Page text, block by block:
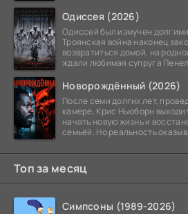
Одиссея (2026)
Одиссей был измучен
Троянская война наконец
возвратиться домой, на
ждали любимая супруга
Новорождённый (2026)
После семи долгих лет,
камере, Крис Ньюборн
начать новую жизнь и
семьёй. Но реальность
Топ за месяц
Симпсоны (1989-2026)